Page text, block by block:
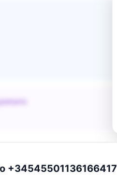
+34545501136166417